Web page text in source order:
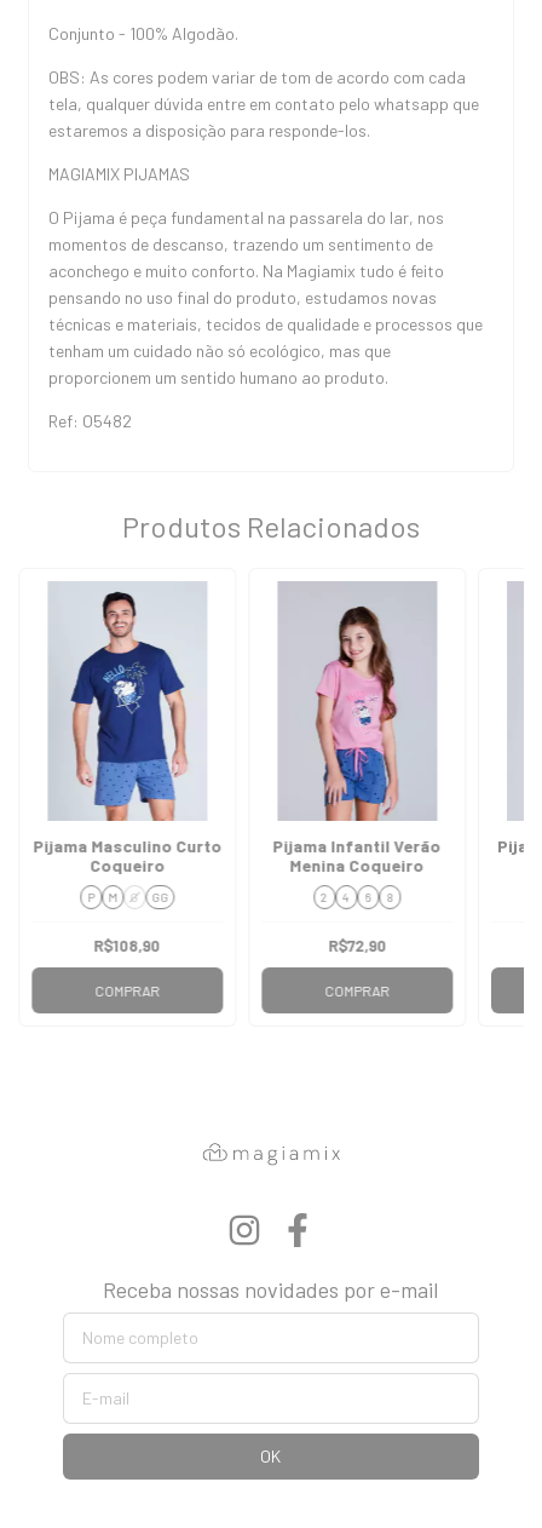
Conjunto - 100% Algodão.
OBS: As cores podem variar de tom de acordo com cada
tela, qualquer dúvida entre em contato pelo whatsapp que
estaremos a disposição para responde-los.
MAGIAMIX PIJAMAS
O Pijama é peça fundamental na passarela do lar, nos
momentos de descanso, trazendo um sentimento de
aconchego e muito conforto. Na Magiamix tudo é feito
pensando no uso final do produto, estudamos novas
técnicas e materiais, tecidos de qualidade e processos que
tenham um cuidado não só ecológico, mas que
proporcionem um sentido humano ao produto.
Ref: O5482
Produtos Relacionados
Pijama Masculino Curto
Coqueiro
P M G GG
R$108,90
COMPRAR
Pijama Infantil Verão
Menina Coqueiro
2 4 6 8
R$72,90
COMPRAR
Receba nossas novidades por e-mail